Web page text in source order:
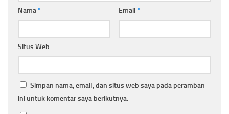
Nama* Email *
Situs Web
Simpan nama, email, dan situs web saya pada peramban
ini untuk komentar saya berikutnya.